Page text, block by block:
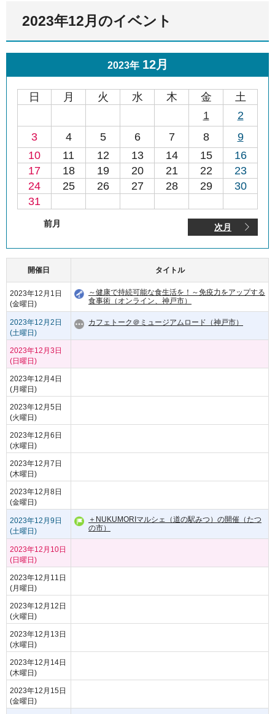
2023年12月のイベント
2023年 12月
日 月 火 水 木 金
土
1
2
3
4 5 6 7 8
9
10
11 12 13 14 15
16
17
18 19 20 21 22
23
24
25 26 27 28 29
30
31
前月 次月
開催日 タイトル
2023年12月1日
(金曜日)
～健康で持続可能な食生活を！～免疫力をアップする
食事術（オンライン、神戸市）
2023年12月2日
(土曜日)
カフェトーク＠ミュージアムロード（神戸市）
2023年12月3日
(日曜日)
2023年12月4日
(月曜日)
2023年12月5日
(火曜日)
2023年12月6日
(水曜日)
2023年12月7日
(木曜日)
2023年12月8日
(金曜日)
2023年12月9日
(土曜日)
＋NUKUMORIマルシェ（道の駅みつ）の開催（たつ
の市）
2023年12月10日
(日曜日)
2023年12月11日
(月曜日)
2023年12月12日
(火曜日)
2023年12月13日
(水曜日)
2023年12月14日
(木曜日)
2023年12月15日
(金曜日)